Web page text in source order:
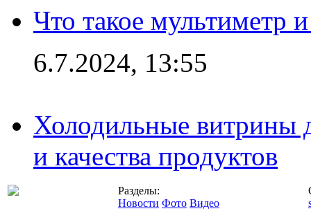
Что такое мультиметр
6.7.2024, 13:55
Холодильные витрины
и качества продуктов
Разделы:
Новости Фото Видео